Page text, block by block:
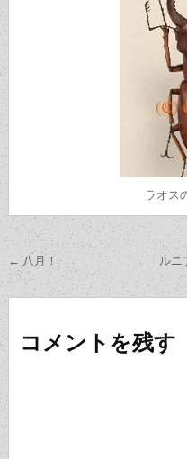
ラオス
投
稿
ビ
ゲ
ー
← 八月！ ル
コメントを残す